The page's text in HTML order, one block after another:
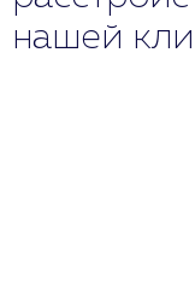
нашей